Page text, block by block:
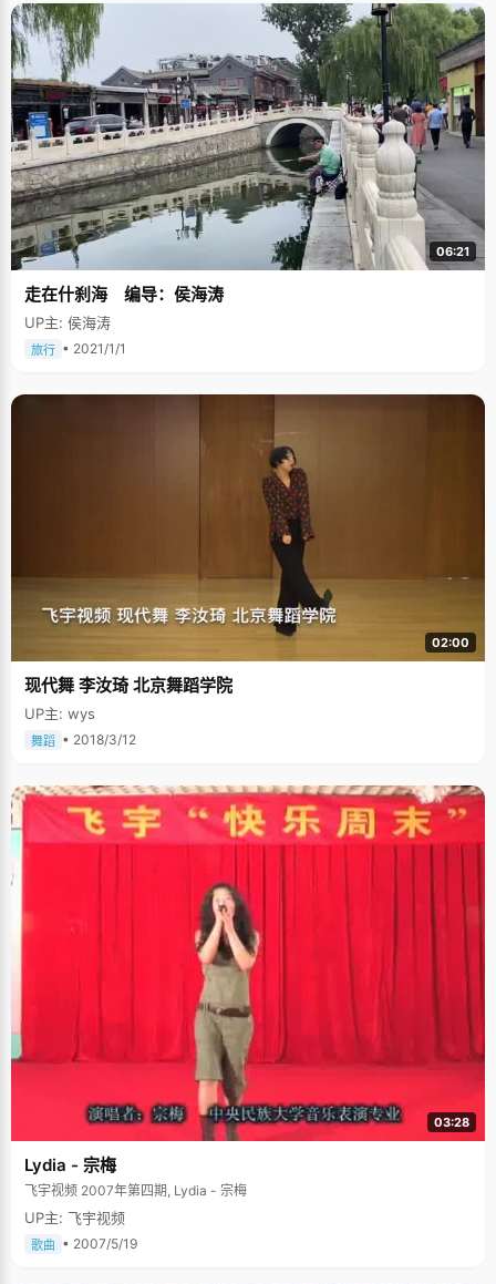
惯，在万木春很小的时候，就带着她去逛书店，爸爸在一边看大部头著作，
万木春在一边翻看小人书，尽管还看不太懂，但是体会到了从书中猎取新东
西的快乐。久而久之，万木春对书产生了一种深深的喜好，并养成一
个"坏"毛病，见到书店就想往里冲，进去以后不把身上所有钱都掏空决不出
来。现在，万木春的书架上，密密麻麻摆满了从书店淘回来的精神食量。看
的书多了，眼界自然开阔，思路也跟着活跃起来，对于学习的思维方式也有
很大帮助。万木春说："从课外书中领悟到的一些东西总能潜移默化的影响到
学习中，尤其是在一些文综题的时候，同样的新题目，大家可能就会在课本
中寻找答案，我就会从课外的知识去理解，往往能想到别人想不到的地方，
从别人看不到的角度来想这个事情。"还有就是，看书越多，越能静下心来做
事。都说书中自有黄金屋，书中自有颜如玉，虽然现在取消科举进士了，但
多看书总归还是没错的。 万爸爸还有一个特别的调控方式，平时看似对万木
春的学习不闻不问，一幅"挨批评是你自己的事情"的样子，但是私下里，万
爸爸还是非常注意随时掌握女儿的动向，每隔一段时间，万爸爸就会专门抽
点空闲的时间，去学校跟每一位教女儿的老师认真聊一两个小时，把女儿这
段时间的具体情况摸得一清二楚了，然后对女儿实行"有错改之，无错加
勉"，但是不会给万木春太大压力，毕竟内因健康发展才是最重要的。 高考之
门大学也不错"，在万爸爸看来，给女儿一个充分自主的空间，学习的过程才
是最重要的。 "我很聪明" 万木春知道"聪明"这个词是从妈妈那里听来的。万
说那么聪明，但是妈妈的话，让万木春变得自信起来，没有自卑，在心理上
排在第一位的，不管是学习还是生活，她总是想办法让自己开心，"情绪不
好，不开心，肯定什么事情都做不好，而且可能会伤害到别人。"所以，每次
遇到不好的事情，万木春总会往好的方面想，尽量保持积极的心态。高三的
时候，有一次考试，万木春从第五名掉到第十名，她发挥一贯自我安慰的精
神："我已经掉过了，高考就不会再掉了"不让这种情绪影响到下一分钟的学
习。高考结束后，万木春心理没底，她又自我安慰："感觉特别好或者特别坏
的时候，成绩都不会好，正是这种没感觉的时候才会很好。" 万木春悄悄的透
露说，自己所有兴趣爱好干得最轰轰烈烈的时候就是高三了，因为学习特别
紧张压力特别大，她就找一些方法来让自己轻松快乐一点，比如看小说。有
一个星期，万木春心情特别烦躁，不想学习，于是就买了很多书回家，整整
一个星期，放学之后她什么都不干，书包一丢就躲进小屋去看小说了，两百
多页的小说，她两三个小时就看完了，几大本《哈里波特》也就是在那个时
候看的。"只有让自己开心一些，做什么事情才会有干劲，"在接下来的一个
星期，万木春开足马力的好好学习了一番。 从万木春的身上，我们看到了一
儿。最后，用万木春的一句话作为结尾，鼓励所有正在为高考奋斗的学子
们："伟大毛主席说得好，好好学习，天天向上，真正做到这一点，你会发
06:21
走在什刹海 编导：侯海涛
UP主: 侯海涛
旅行 • 2021/1/1
02:00
现代舞 李汝琦 北京舞蹈学院
UP主: wys
舞蹈 • 2018/3/12
03:28
Lydia - 宗梅
飞宇视频 2007年第四期, Lydia - 宗梅
UP主: 飞宇视频
歌曲 • 2007/5/19